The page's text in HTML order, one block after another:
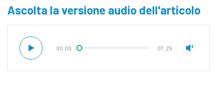
Ascolta la versione audio dell'articolo
00:00 07:25